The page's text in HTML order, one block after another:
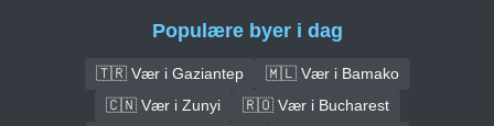
Populære byer i dag
🇹🇷 Vær i Gaziantep
🇲🇱 Vær i Bamako
🇨🇳 Vær i Zunyi
🇷🇴 Vær i Bucharest